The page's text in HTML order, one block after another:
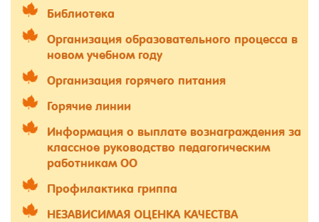
Библиотека
Организация образовательного процесса в
новом учебном году
Организация горячего питания
Горячие линии
Информация о выплате вознаграждения за
классное руководство педагогическим
работникам ОО
Профилактика гриппа
НЕЗАВИСИМАЯ ОЦЕНКА КАЧЕСТВА